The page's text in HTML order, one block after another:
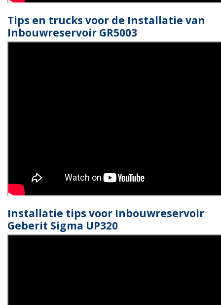
Tips en trucks voor de Installatie van
Inbouwreservoir GR5003
Installatie tips voor Inbouwreservoir
Geberit Sigma UP320